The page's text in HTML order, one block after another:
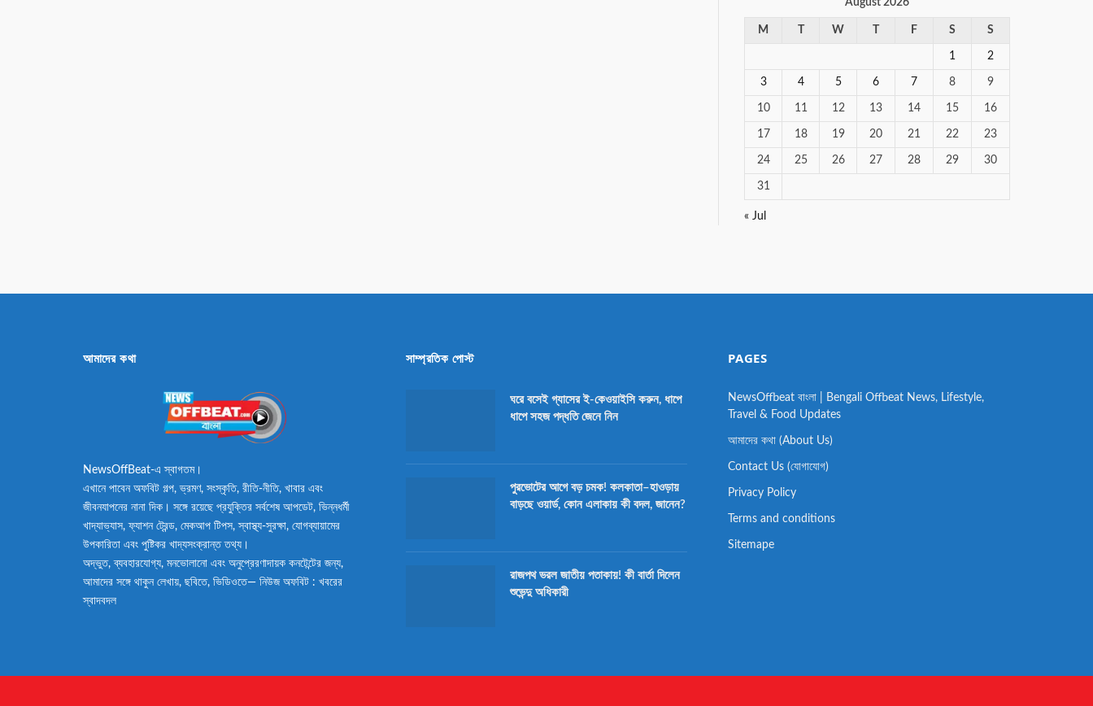
August 2026
M W F S S
1 2
3 4 5 6 7 8 9
10 11 12 13 14 15 16
17 18 19 20 21 22 23
24 25 26 27 28 29 30
31
« Jul
আমাদের কথা
NewsOffBeat-এ স্বাগতম।
এখানে পাবেন অফবিট গল্প, ভ্রমণ, সংস্কৃতি, রীতি-নীতি, খাবার এবং
জীবনযাপনের নানা দিক। সঙ্গে রয়েছে প্রযুক্তির সর্বশেষ আপডেট, ভিন্নধর্মী
খাদ্যাভ্যাস, ফ্যাশন ট্রেন্ড, মেকআপ টিপস, স্বাস্থ্য-সুরক্ষা, যোগব্যায়ামের
উপকারিতা এবং পুষ্টিকর খাদ্যসংক্রান্ত তথ্য।
অদ্ভুত, ব্যবহারযোগ্য, মনভোলানো এবং অনুপ্রেরণাদায়ক কনটেন্টের জন্য,
আমাদের সঙ্গে থাকুন লেখায়, ছবিতে, ভিডিওতে— নিউজ অফবিট : খবরের
স্বাদবদল
সাম্প্রতিক পোস্ট
ঘরে বসেই গ্যাসের ই-কেওয়াইসি করুন, ধাপে
ধাপে সহজ পদ্ধতি জেনে নিন
পুরভোটের আগে বড় চমক! কলকাতা–হাওড়ায়
বাড়ছে ওয়ার্ড, কোন এলাকায় কী বদল, জানেন?
রাজপথ ভরল জাতীয় পতাকায়! কী বার্তা দিলেন
শুভেন্দু অধিকারী
PAGES
NewsOffbeat বাংলা | Bengali Offbeat News, Lifestyle,
Travel & Food Updates
আমাদের কথা (About Us)
Contact Us (যোগাযোগ)
Privacy Policy
Terms and conditions
Sitemape